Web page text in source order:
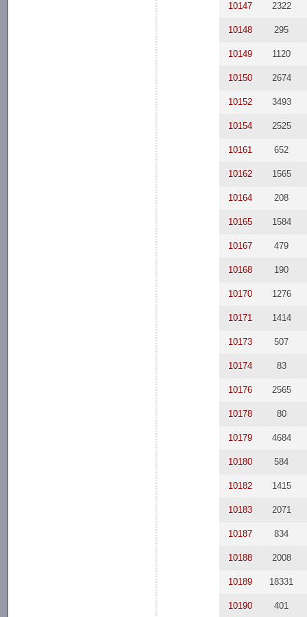
10147 2322
10148 295
10149 1120
10150 2674
10152 3493
10154 2525
10161 652
10162 1565
10164 208
10165 1584
10167 479
10168 190
10170 1276
10171 1414
10173 507
10174 83
10176 2565
10178 80
10179 4684
10180 584
10182 1415
10183 2071
10187 834
10188 2008
10189 18331
10190 401